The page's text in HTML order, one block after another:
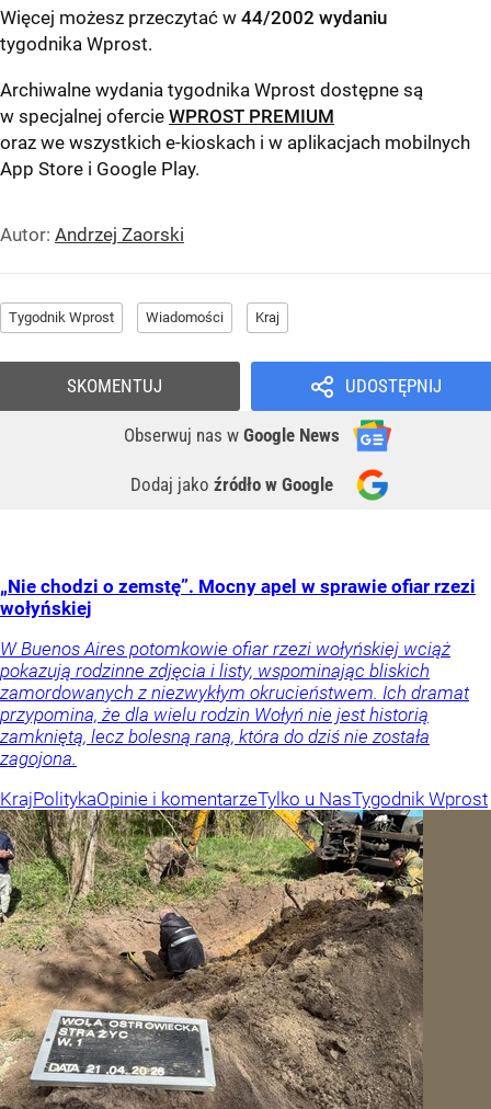
Więcej możesz przeczytać w 44/2002 wydaniu
tygodnika Wprost.
Archiwalne wydania tygodnika Wprost dostępne są
w specjalnej ofercie WPROST PREMIUM
oraz we wszystkich e-kioskach i w aplikacjach mobilnych
App Store i Google Play.
Autor: Andrzej Zaorski
Tygodnik Wprost Wiadomości Kraj
UDOSTĘPNIJ
Obserwuj nas w Google News
Dodaj jako źródło w Google
SKOMENTUJ
„Nie chodzi o zemstę”. Mocny apel w sprawie ofiar rzezi
wołyńskiej
W Buenos Aires potomkowie ofiar rzezi wołyńskiej wciąż
pokazują rodzinne zdjęcia i listy, wspominając bliskich
zamordowanych z niezwykłym okrucieństwem. Ich dramat
przypomina, że dla wielu rodzin Wołyń nie jest historią
zamkniętą, lecz bolesną raną, która do dziś nie została
zagojona.
KrajPolitykaOpinie i komentarzeTylko u NasTygodnik Wprost